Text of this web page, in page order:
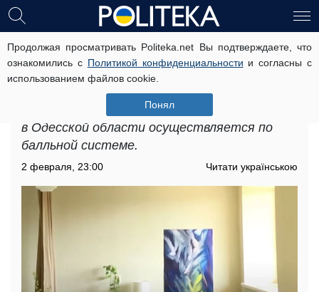
Продолжая просматривать Politeka.net Вы подтверждаете, что
ознакомились с Политикой конфиденциальности и согласны с
использованием файлов cookie.
Понял
Бесплатное жилье для ВПЛ в
Одесской области: кто может
надеяться на поддержку
Распределение бесплатного жилья для ВПЛ
в Одесской области осуществляется по
балльной системе.
2 февраля, 23:00 Читати українською